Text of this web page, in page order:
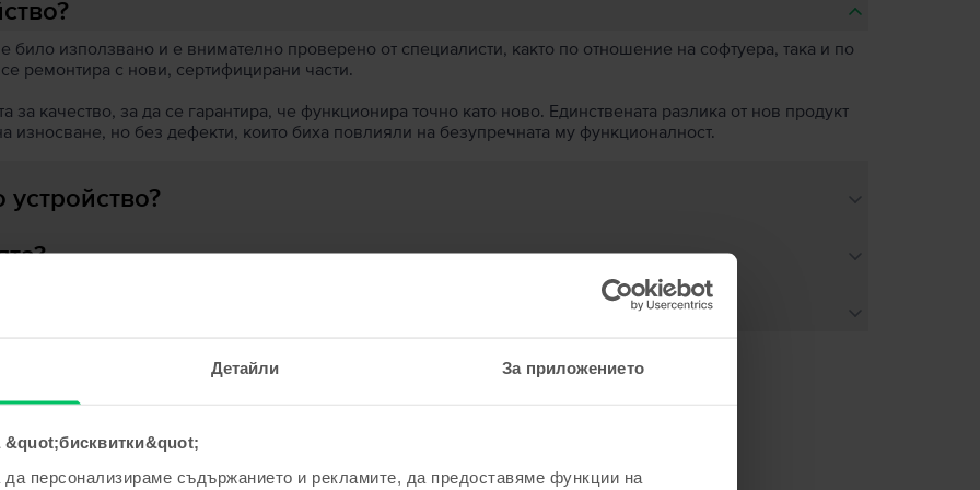
Детайли За приложението
&quot;бисквитки&quot;
да персонализираме съдържанието и рекламите, да предоставяме функции на
било използвано и е внимателно проверено от специалисти, както по отношение на софтуера, така и по
ремонтира с нови, сертифицирани части.
за качество, за да се гарантира, че функционира точно като ново. Единствената разлика от нов продукт
износване, но без дефекти, които биха повлияли на безупречната му функционалност.
продукти с твоето търсене